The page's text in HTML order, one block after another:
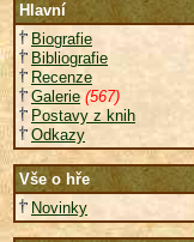
Hlavní
Biografie
Bibliografie
Recenze
Galerie (567)
Postavy z knih
Odkazy
Vše o hře
Novinky